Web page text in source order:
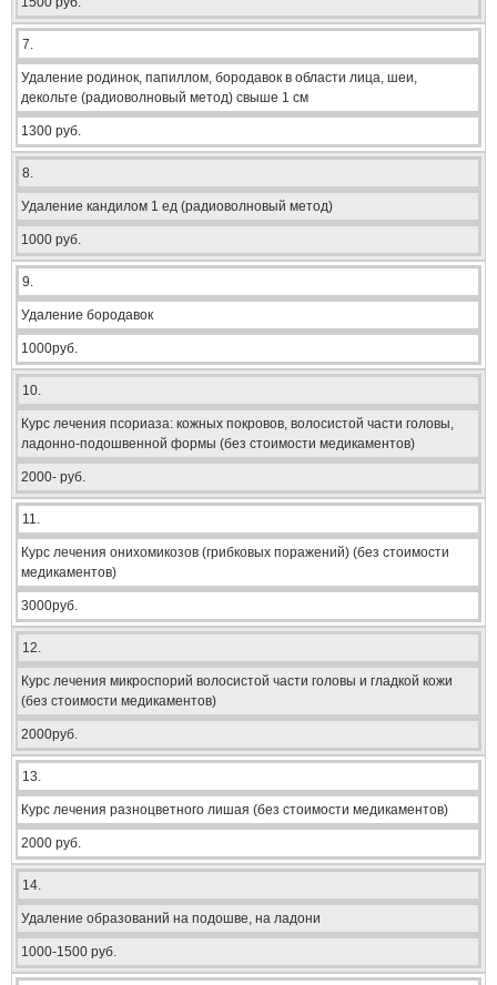
7.
Удаление родинок, папиллом, бородавок в области лица, шеи,
декольте (радиоволновый метод) свыше 1 см
1300 руб.
8.
Удаление кандилом 1 ед (радиоволновый метод)
1000 руб.
9.
Удаление бородавок
1000руб.
10.
Курс лечения псориаза: кожных покровов, волосистой части головы,
ладонно-подошвенной формы (без стоимости медикаментов)
2000- руб.
11.
Курс лечения онихомикозов (грибковых поражений) (без стоимости
медикаментов)
3000руб.
12.
Курс лечения микроспорий волосистой части головы и гладкой кожи
(без стоимости медикаментов)
2000руб.
13.
Курс лечения разноцветного лишая (без стоимости медикаментов)
2000 руб.
14.
Удаление образований на подошве, на ладони
1000-1500 руб.